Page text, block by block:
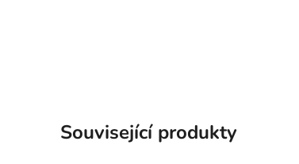
Související produkty